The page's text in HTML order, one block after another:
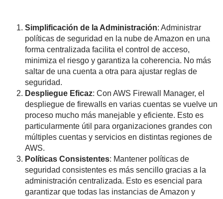
Simplificación de la Administración: Administrar
políticas de seguridad en la nube de Amazon en una
forma centralizada facilita el control de acceso,
minimiza el riesgo y garantiza la coherencia. No más
saltar de una cuenta a otra para ajustar reglas de
seguridad.
Despliegue Eficaz: Con AWS Firewall Manager, el
despliegue de firewalls en varias cuentas se vuelve un
proceso mucho más manejable y eficiente. Esto es
particularmente útil para organizaciones grandes con
múltiples cuentas y servicios en distintas regiones de
AWS.
Políticas Consistentes: Mantener políticas de
seguridad consistentes es más sencillo gracias a la
administración centralizada. Esto es esencial para
garantizar que todas las instancias de Amazon y